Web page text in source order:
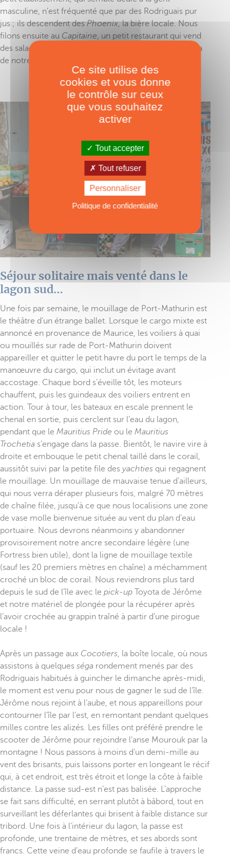
masculine, n’est fréquenté que par des Rodriguais pur
jus ; ils descendent desPhoenix, la bière locale. Nous
filons ensuite au Capitaine, un petit restaurant qui vend
des salades et des currys d’ourites. Cela nous changera
de notre régime alimentaire du large !
Séjour solitaire mais venté dans le
lagon sud…
Une fois par semaine, le mouillage de Port-Mathurin est
le théâtre d’un étrange ballet. Lorsque le cargo mixte est
annoncé en provenance de Maurice, les voiliers à quai
ou mouillés sur rade de Port-Mathurin doivent
appareiller et quitter le petit havre du port le temps de la
manœuvre du cargo, qui inclut un évitage avant
accostage. Chaque bord s’éveille tôt, les moteurs
chauffent, puis les guindeaux des voiliers entrent en
action. Tour à tour, les bateaux en escale prennent le
chenal en sortie, puis cerclent sur l’eau du lagon,
pendant que le Mauritius Pride ou le Mauritius
Trochetia s’engage dans la passe. Bientôt, le navire vire à
droite et embouque le petit chenal taillé dans le corail,
aussitôt suivi par la petite file des yachties qui regagnent
le mouillage. Un mouillage de mauvaise tenue d’ailleurs,
qui nous verra déraper plusieurs fois, malgré 70 mètres
de chaîne filée, jusqu’à ce que nous localisions une zone
de vase molle bienvenue située au vent du plan d’eau
portuaire. Nous devrons néanmoins y abandonner
provisoirement notre ancre secondaire légère (une
Fortress bien utile), dont la ligne de mouillage textile
(sauf les 20 premiers mètres en chaîne) a méchamment
croché un bloc de corail. Nous reviendrons plus tard
depuis le sud de l’île avec le pick-up Toyota de Jérôme
et notre matériel de plongée pour la récupérer après
l’avoir crochée au grappin traîné à partir d’une pirogue
locale !
Après un passage aux Cocotiers, la boîte locale, où nous
assistons à quelques séga rondement menés par des
Rodriguais habitués à guincher le dimanche après-midi,
le moment est venu pour nous de gagner le sud de l’île.
Jérôme nous rejoint à l’aube, et nous appareillons pour
contourner l’île par l’est, en remontant pendant quelques
milles contre les alizés. Les filles ont préféré prendre le
scooter de Jérôme pour rejoindre l’anse Mourouk par la
montagne ! Nous passons à moins d’un demi-mille au
vent des brisants, puis laissons porter en longeant le récif
qui, à cet endroit, est très étroit et longe la côte à faible
distance. La passe sud-est n’est pas balisée. L’approche
se fait sans difficulté, en serrant plutôt à bâbord, tout en
surveillant les déferlantes qui brisent à faible distance sur
tribord. Une fois à l’intérieur du lagon, la passe est
profonde, une trentaine de mètres, et ses abords sont
francs. Cette veine d’eau profonde se faufile à travers le
Ce site utilise des
cookies et vous donne
le contrôle sur ceux
que vous souhaitez
activer
Tout accepter
Tout refuser
Personnaliser
Politique de confidentialité